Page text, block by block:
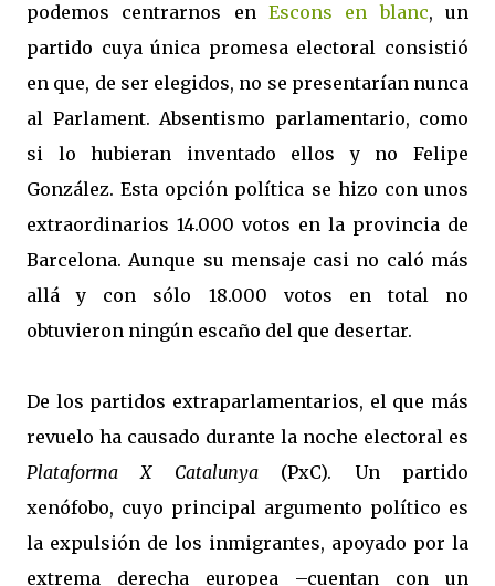
podemos centrarnos en Escons en blanc, un
partido cuya única promesa electoral consistió
en que, de ser elegidos, no se presentarían nunca
al Parlament. Absentismo parlamentario, como
si lo hubieran inventado ellos y no Felipe
González. Esta opción política se hizo con unos
extraordinarios 14.000 votos en la provincia de
Barcelona. Aunque su mensaje casi no caló más
allá y con sólo 18.000 votos en total no
obtuvieron ningún escaño del que desertar.
De los partidos extraparlamentarios, el que más
revuelo ha causado durante la noche electoral es
Plataforma X Catalunya(PxC). Un partido
xenófobo, cuyo principal argumento político es
la expulsión de los inmigrantes, apoyado por la
extrema derecha europea –cuentan con un